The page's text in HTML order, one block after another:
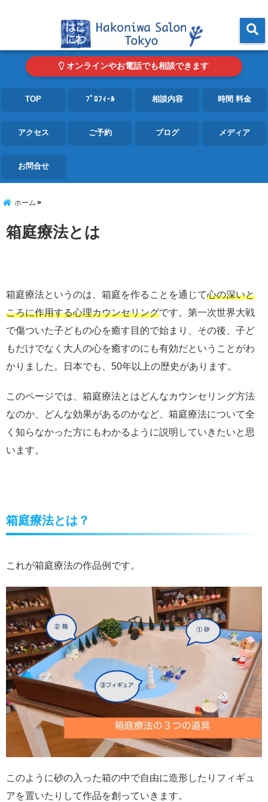
オンラインやお電話でも相談できます
TOP ﾌﾟﾛﾌｨｰﾙ 相談内容 時間 料金
アクセス ご予約 ブログ メディア
お問合せ
ホーム
箱庭療法とは
箱庭療法というのは、箱庭を作ることを通じて心の深いと
ころに作用する心理カウンセリングです。第一次世界大戦
で傷ついた子どもの心を癒す目的で始まり、その後、子ど
もだけでなく大人の心を癒すのにも有効だということがわ
かりました。日本でも、50年以上の歴史があります。
このページでは、箱庭療法とはどんなカウンセリング方法
なのか、どんな効果があるのかなど、箱庭療法について全
く知らなかった方にもわかるように説明していきたいと思
います。
箱庭療法とは？
これが箱庭療法の作品例です。
このように砂の入った箱の中で自由に造形したりフィギュ
アを置いたりして作品を創っていきます。